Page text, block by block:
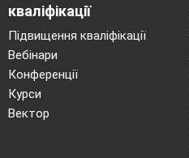
кваліфікації
Підвищення кваліфікації
Вебінари
Конференції
Курси
Вектор